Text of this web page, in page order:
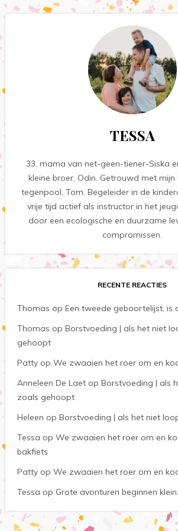
TESSA
33, mama van net-geen-tiener-Siska
kleine broer, Odin. Getrouwd met mijn
tegenpool, Tom. Begeleider in de
vrije tijd actief als instructor in het
door een ecologische en duurzame
compromissen.
RECENTE REACTIES
Thomas op Een tweede geboortelijst, is
Thomas op Borstvoeding | als het niet
gehoopt
Pattyop We zwaaien het roer om en
Anneleen De Laetop Borstvoeding | als
zoals gehoopt
Heleen op Borstvoeding | als het niet
Tessa op We zwaaien het roer om en
bakfiets
Pattyop We zwaaien het roer om en
Tessa op Grote avonturen beginnen